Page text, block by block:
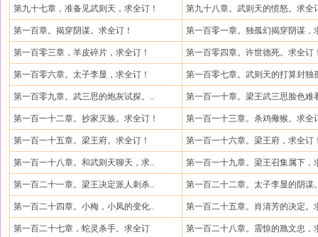
第九十七章，准备见武则天，求全订！ 第九十八章。武则天的愤怒。求全
第一百章。揭穿阴谋。求全订！ 第一百零一章。独孤幻揭穿阴谋，
第一百零三章，羊皮碎片，求全订！ 第一百零四章。许世德死。求全订
第一百零六章。太子李显，求全订！ 第一百零七章。武则天的打算封独
第一百零九章。武三思的炮灰试探。.. 第一百一十章。梁王武三思脸色难
第一百一十二章。抄家灭族。求全订！ 第一百一十三章。杀鸡儆猴。求全
第一百一十五章。梁王府。求全订！ 第一百一十六章。梁王府，求全订
第一百一十八章。和武则天聊天，求.. 第一百一十九章。梁王召集属下，
第一百二十一章。梁王决定派人刺杀.. 第一百二十二章。太子李显的阴谋
第一百二十四章。小梅，小凤的变化.. 第一百二十五章。肖清芳的决定。
第一百二十七章，蛇灵杀手。求全订 第一百二十八章。震惊的虺文忠，